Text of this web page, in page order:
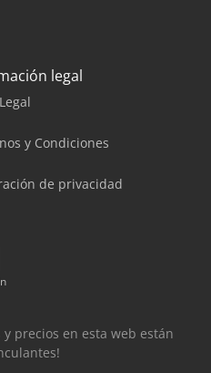
legal
y Condiciones
de privacidad
precios en esta web están